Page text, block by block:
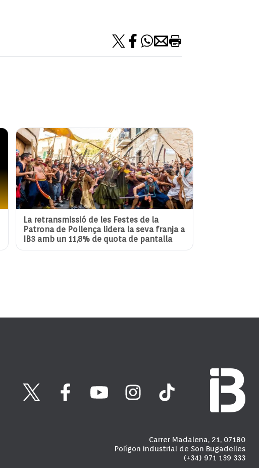
La retransmissió de les Festes de la
Patrona de Pollença lidera la seva franja a
IB3 amb un 11,8% de quota de pantalla
Carrer Madalena, 21, 07180
Polígon industrial de Son Bugadelles
(+34) 971 139 333